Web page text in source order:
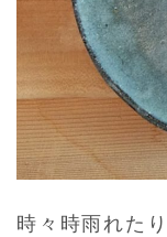
時々時雨れた